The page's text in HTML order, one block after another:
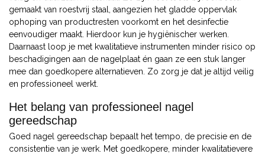
gemaakt van roestvrij staal, aangezien het gladde oppervlak
ophoping van productresten voorkomt en het desinfectie
eenvoudiger maakt. Hierdoor kun je hygiënischer werken.
Daarnaast loop je met kwalitatieve instrumenten minder risico op
beschadigingen aan de nagelplaat én gaan ze een stuk langer
mee dan goedkopere alternatieven. Zo zorg je dat je altijd veilig
en professioneel werkt.
Het belang van professioneel nagel
gereedschap
Goed nagel gereedschap bepaalt het tempo, de precisie en de
consistentie van je werk. Met goedkopere, minder kwalitatievere